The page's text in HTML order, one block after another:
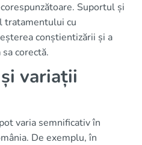
Suportul și
tratamentului cu
conștientizării și a
corectă.
variații
varia semnificativ în
De exemplu, în